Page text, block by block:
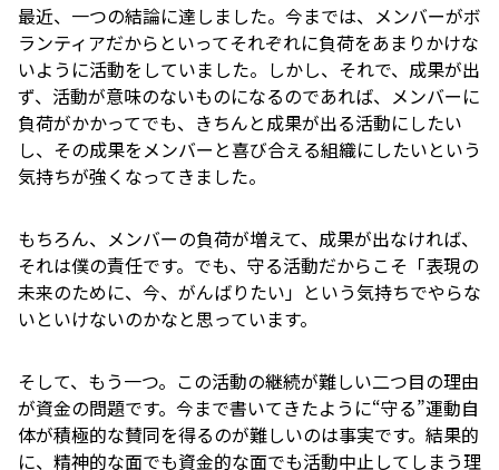
最近、一つの結論に達しました。今までは、メンバーがボ
ランティアだからといってそれぞれに負荷をあまりかけな
いように活動をしていました。しかし、それで、成果が出
ず、活動が意味のないものになるのであれば、メンバーに
負荷がかかってでも、きちんと成果が出る活動にしたい
し、その成果をメンバーと喜び合える組織にしたいという
気持ちが強くなってきました。
もちろん、メンバーの負荷が増えて、成果が出なければ、
それは僕の責任です。でも、守る活動だからこそ「表現の
未来のために、今、がんばりたい」という気持ちでやらな
いといけないのかなと思っています。
そして、もう一つ。この活動の継続が難しい二つ目の理由
が資金の問題です。今まで書いてきたように“守る”運動自
体が積極的な賛同を得るのが難しいのは事実です。結果的
に、精神的な面でも資金的な面でも活動中止してしまう理